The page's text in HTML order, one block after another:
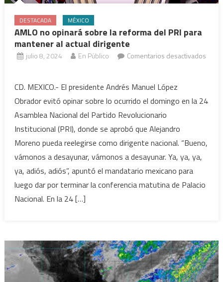
DESTACADA MÉXICO
AMLO no opinará sobre la reforma del PRI para
mantener al actual dirigente
julio 8, 2024 En Público
Comentarios desactivados
no
opinará
sobre
la
reforma
del
PRI
para
CD. MEXICO.- El presidente Andrés Manuel López
Obrador evitó opinar sobre lo ocurrido el domingo en la 24
Asamblea Nacional del Partido Revolucionario
Institucional (PRI), donde se aprobó que Alejandro
Moreno pueda reelegirse como dirigente nacional. “Bueno,
vámonos a desayunar, vámonos a desayunar. Ya, ya, ya,
ya, adiós, adiós”, apuntó el mandatario mexicano para
luego dar por terminar la conferencia matutina de Palacio
Nacional. En la 24 […]